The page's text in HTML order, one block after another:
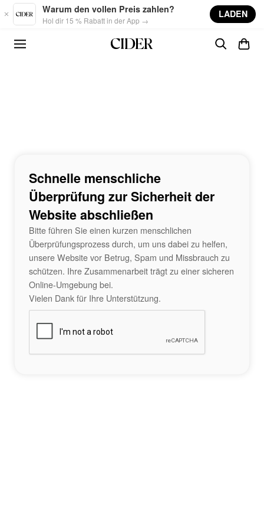
Skip to main content
Warum den vollen Preis zahlen?
Hol dir 15 % Rabatt in der App →
LADEN
Schnelle menschliche
Überprüfung zur Sicherheit der
Website abschließen
Bitte führen Sie einen kurzen menschlichen
Überprüfungsprozess durch, um uns dabei zu helfen,
unsere Website vor Betrug, Spam und Missbrauch zu
schützen. Ihre Zusammenarbeit trägt zu einer sicheren
Online-Umgebung bei.
Vielen Dank für Ihre Unterstützung.